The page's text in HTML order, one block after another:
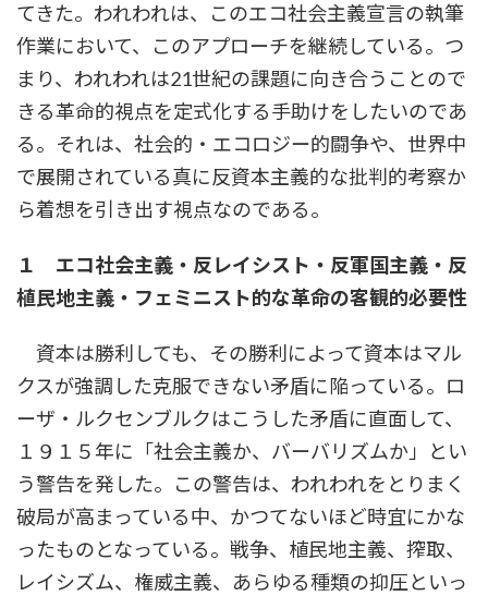
てきた。われわれは、このエコ社会主義宣言の執筆
作業において、このアプローチを継続している。つ
まり、われわれは21世紀の課題に向き合うことので
きる革命的視点を定式化する手助けをしたいのであ
る。それは、社会的・エコロジー的闘争や、世界中
で展開されている真に反資本主義的な批判的考察か
ら着想を引き出す視点なのである。
１ エコ社会主義・反レイシスト・反軍国主義・反
植民地主義・フェミニスト的な革命の客観的必要性
資本は勝利しても、その勝利によって資本はマル
クスが強調した克服できない矛盾に陥っている。ロ
ーザ・ルクセンブルクはこうした矛盾に直面して、
１９１５年に「社会主義か、バーバリズムか」とい
う警告を発した。この警告は、われわれをとりまく
破局が高まっている中、かつてないほど時宜にかな
ったものとなっている。戦争、植民地主義、搾取、
レイシズム、権威主義、あらゆる種類の抑圧といっ